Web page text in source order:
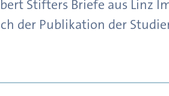
Stifters Briefe aus Linz
der Publikation der